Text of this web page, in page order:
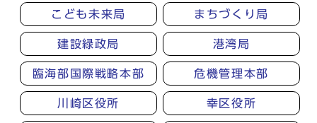
こども未来局 まちづくり局
建設緑政局 港湾局
臨海部国際戦略本部 危機管理本部
川崎区役所 幸区役所